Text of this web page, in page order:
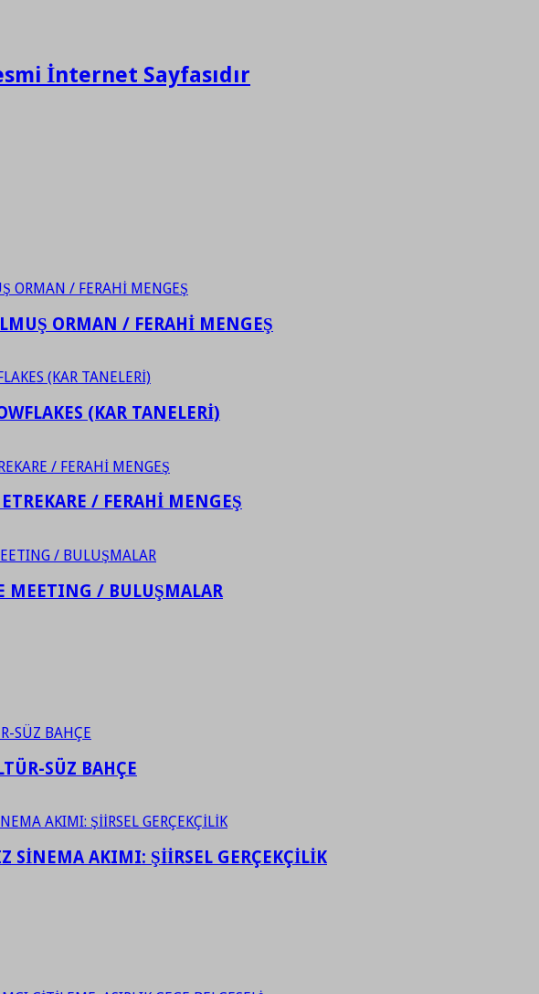
İnternet Sayfasıdır
ORMAN / FERAHİ MENGEŞ
(KAR TANELERİ)
/ FERAHİ MENGEŞ
MEETING / BULUŞMALAR
SÜZ BAHÇE
SİNEMA AKIMI: ŞİİRSEL GERÇEKÇİLİK